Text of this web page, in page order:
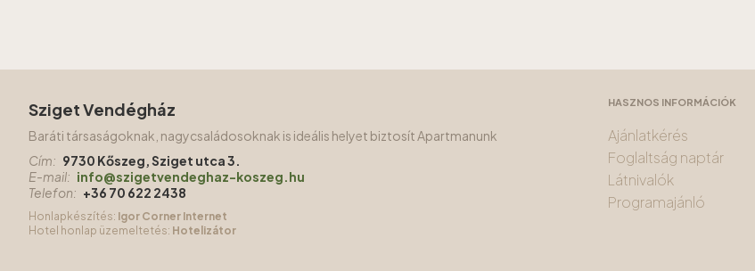
Sziget Vendégház
Baráti társaságoknak, nagycsaládosoknak is ideális helyet biztosít Apartmanunk
Cím: 9730 Kőszeg, Sziget utca 3.
E-mail: info@szigetvendeghaz-koszeg.hu
Telefon: +36 70 622 2438
Honlapkészítés: Igor Corner Internet
Hotel honlap üzemeltetés: Hotelizátor
HASZNOS INFORMÁCIÓK
Ajánlatkérés
Foglaltság naptár
Látnivalók
Programajánló